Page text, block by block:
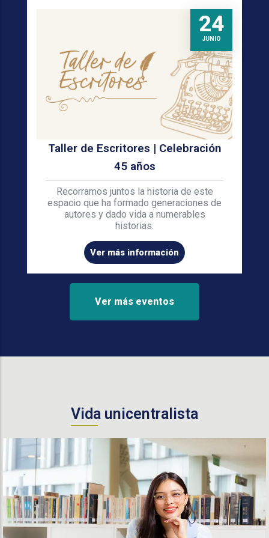
24
JUNIO
Taller de Escritores | Celebración
45 años
Recorramos juntos la historia de este
espacio que ha formado generaciones de
autores y dado vida a numerables
historias.
Ver más información
Ver más eventos
Vida unicentralista